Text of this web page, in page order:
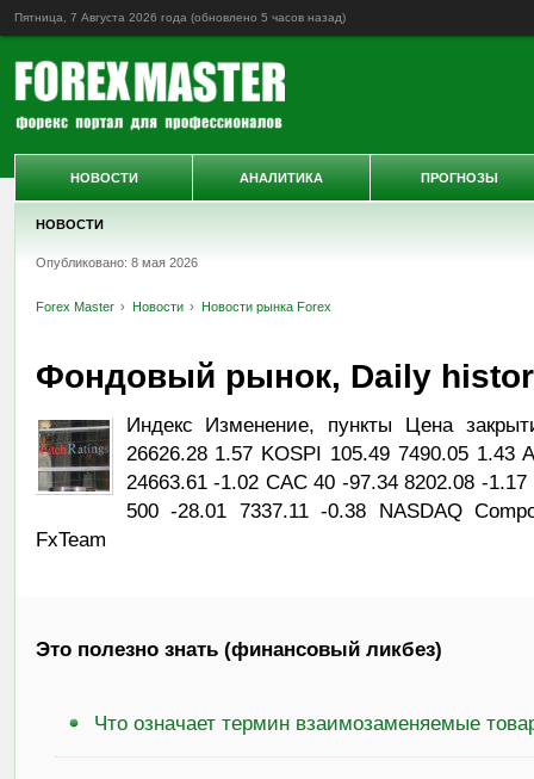
Пятница, 7 Августа 2026 года (обновлено 5 часов назад)
НОВОСТИ
Опубликовано: 8 мая 2026
Forex Master Новости Новости рынка Forex
Фондовый рынок, Daily
Индекс Изменение, пункты Цена
26626.28 1.57 KOSPI 105.49 7490.05 1.43
24663.61 -1.02 CAC 40 -97.34 8202.08 -
500 -28.01 7337.11 -0.38 NASDAQ
FxTeam
Это полезно знать (финансовый ликбез)
Что означает термин взаимозаменяемые
НОВОСТИ АНАЛИТИКА ПРОГНОЗЫ